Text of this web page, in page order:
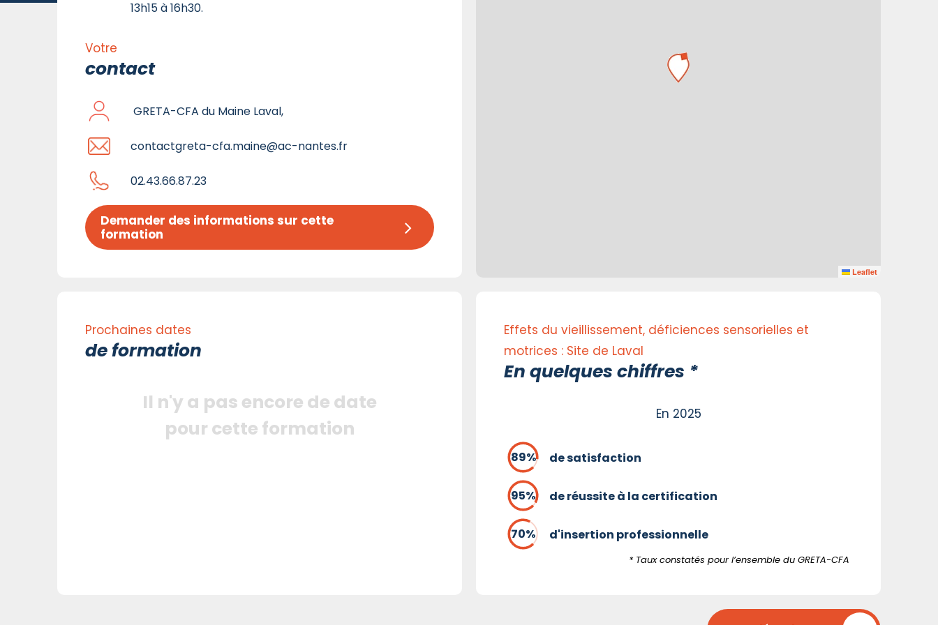
13h15 à 16h30.
Votre
contact
GRETA-CFA du Maine Laval,
contactgreta-cfa.maine@ac-nantes.fr
02.43.66.87.23
Demander des informations sur cette
formation
Leaflet
Prochaines dates
de formation
Il n'y a pas encore de date
pour cette formation
Effets du vieillissement, déficiences sensorielles et
motrices : Site de Laval
En quelques chiffres *
En 2025
de satisfaction
de réussite à la certification
d'insertion professionnelle
* Taux constatés pour l’ensemble du GRETA-CFA